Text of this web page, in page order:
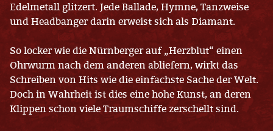
Edelmetall glitzert. Jede Ballade, Hymne, Tanzweise
und Headbanger darin erweist sich als Diamant.
So locker wie die Nürnberger auf „Herzblut“ einen
Ohrwurm nach dem anderen abliefern, wirkt das
Schreiben von Hits wie die einfachste Sache der Welt.
Doch in Wahrheit ist dies eine hohe Kunst, an deren
Klippen schon viele Traumschiffe zerschellt sind.